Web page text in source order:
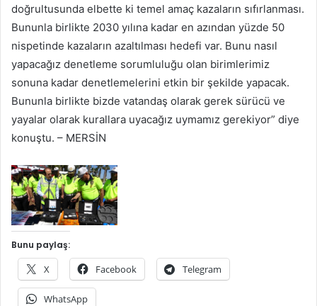
doğrultusunda elbette ki temel amaç kazaların sıfırlanması.
Bununla birlikte 2030 yılına kadar en azından yüzde 50
nispetinde kazaların azaltılması hedefi var. Bunu nasıl
yapacağız denetleme sorumluluğu olan birimlerimiz
sonuna kadar denetlemelerini etkin bir şekilde yapacak.
Bununla birlikte bizde vatandaş olarak gerek sürücü ve
yayalar olarak kurallara uyacağız uymamız gerekiyor” diye
konuştu. – MERSİN
Bunu paylaş:
X Facebook Telegram
WhatsApp